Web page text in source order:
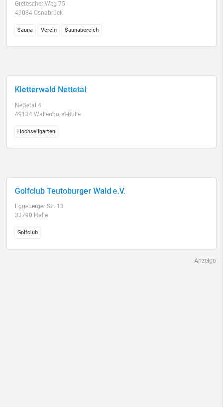
Gretescher Weg 75
49084 Osnabrück
Sauna Verein Saunabereich
Kletterwald Nettetal
Nettetal 4
49134 Wallenhorst-Rulle
Hochseilgarten
Golfclub Teutoburger Wald e.V.
Eggeberger Str. 13
33790 Halle
Golfclub
Anzeige